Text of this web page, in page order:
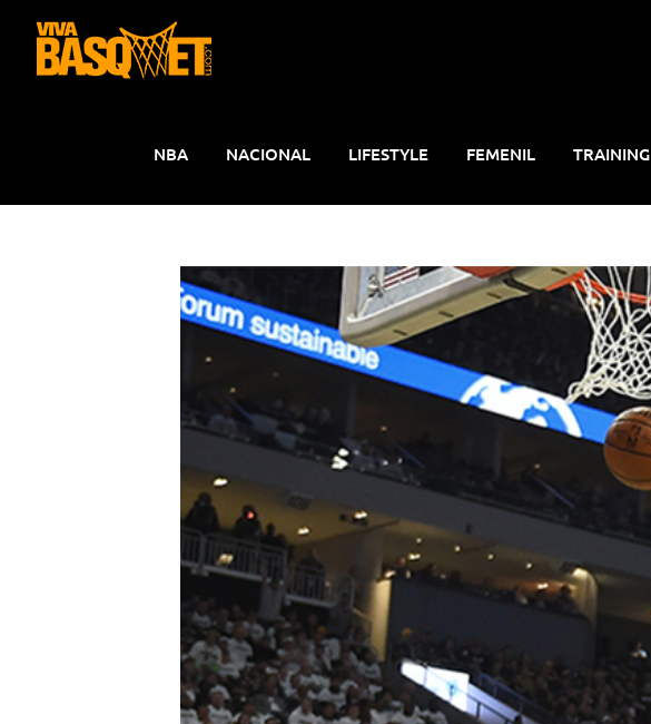
contenido
NBA NACIONAL LIFESTYLE FEMENIL TRAINING